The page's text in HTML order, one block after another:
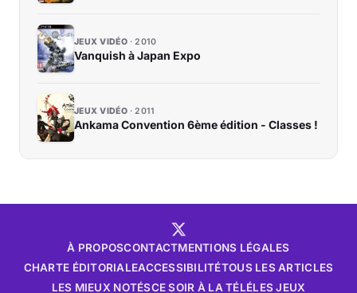
JEUX VIDÉO 2010
Vanquish à Japan Expo
JEUX VIDÉO 2011
Ankama Convention 6ème édition - Classes !
À PROPOSCONTACTMENTIONS LÉGALES
CHARTE ÉDITORIALEACCESSIBILITÉTOUS LES ARTICLES
LES MIEUX NOTÉSCE SOIR À LA TÉLÉLES JEUX